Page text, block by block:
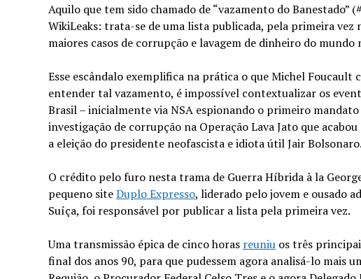
Aquilo que tem sido chamado de “vazamento do Banestado”
WikiLeaks: trata-se de uma lista publicada, pela primeira
maiores casos de corrupção e lavagem de dinheiro do mundo
Esse escândalo exemplifica na prática o que Michel
entender tal vazamento, é impossível contextualizar os
Brasil – inicialmente via NSA espionando o primeiro
investigação de corrupção na Operação Lava Jato que
a eleição do presidente neofascista e idiota útil Jair Bolsonaro.
O crédito pelo furo nesta trama de Guerra Híbrida à la
pequeno siteDuplo Expresso, liderado pelo jovem e ousado
Suíça, foi responsável por publicar a lista pela primeira vez.
Uma transmissão épica de cinco horas reuniuos três
final dos anos 90, para que pudessem agora analisá-lo mais